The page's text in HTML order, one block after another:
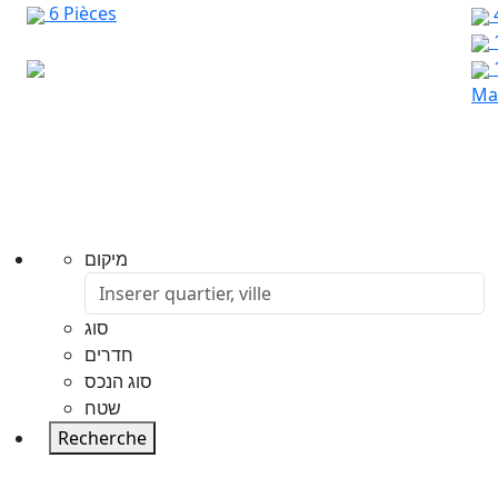
6 Pièces
מיקום
סוג
חדרים
סוג הנכס
שטח
Recherche